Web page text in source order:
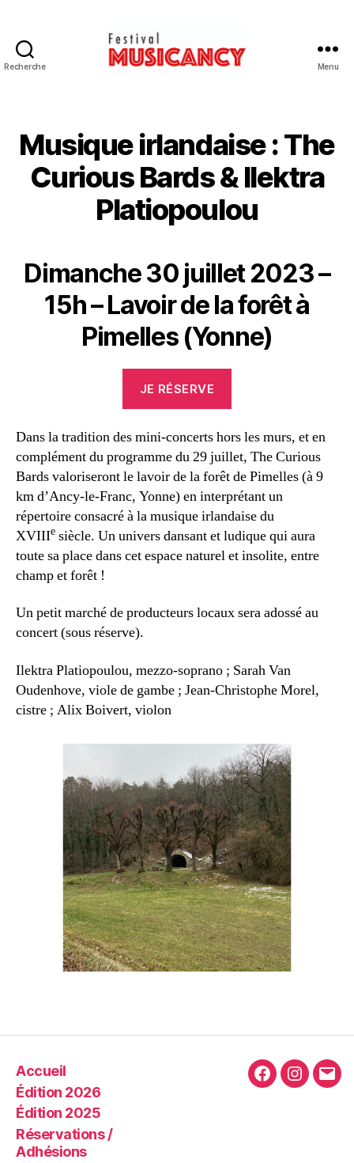
Recherche Menu
Musique irlandaise : The
Curious Bards & Ilektra
Platiopoulou
Dimanche 30 juillet 2023 –
15h – Lavoir de la forêt à
Pimelles (Yonne)
JE RÉSERVE
Dans la tradition des mini-concerts hors les murs, et en
complément du programme du 29 juillet, The Curious
Bards valoriseront le lavoir de la forêt de Pimelles (à 9
km d’Ancy-le-Franc, Yonne) en interprétant un
répertoire consacré à la musique irlandaise du
XVIIIe siècle. Un univers dansant et ludique qui aura
toute sa place dans cet espace naturel et insolite, entre
champ et forêt !
Un petit marché de producteurs locaux sera adossé au
concert (sous réserve).
Ilektra Platiopoulou, mezzo-soprano ; Sarah Van
Oudenhove, viole de gambe ; Jean-Christophe Morel,
cistre ; Alix Boivert, violon
Accueil
Édition 2026
Édition 2025
Réservations /
Adhésions
FacebookE-